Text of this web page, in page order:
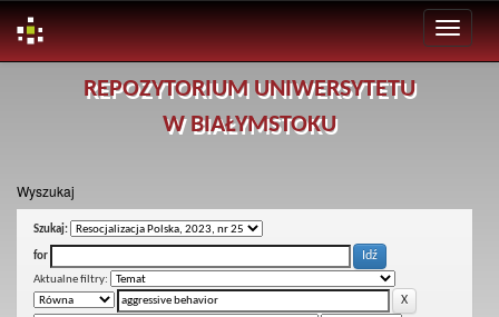
REPOZYTORIUM UNIWERSYTETU
W BIAŁYMSTOKU
Wyszukaj
Szukaj:
for
Aktualne filtry: